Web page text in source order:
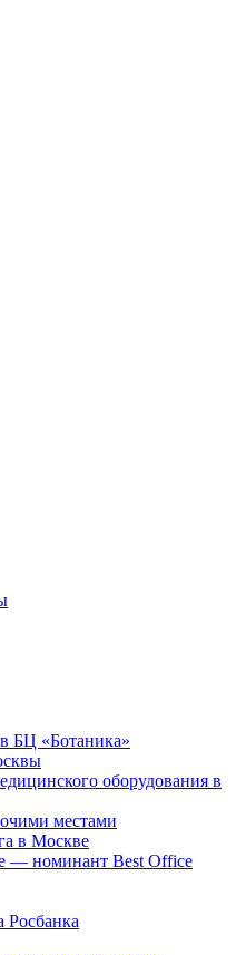
БЦ «Ботаника»
оборудования в
местами
в Москве
— номинант Best Office
Росбанка